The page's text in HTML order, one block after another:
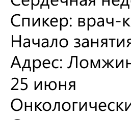
Спикер: врач-
Начало
Адрес:
25 июня